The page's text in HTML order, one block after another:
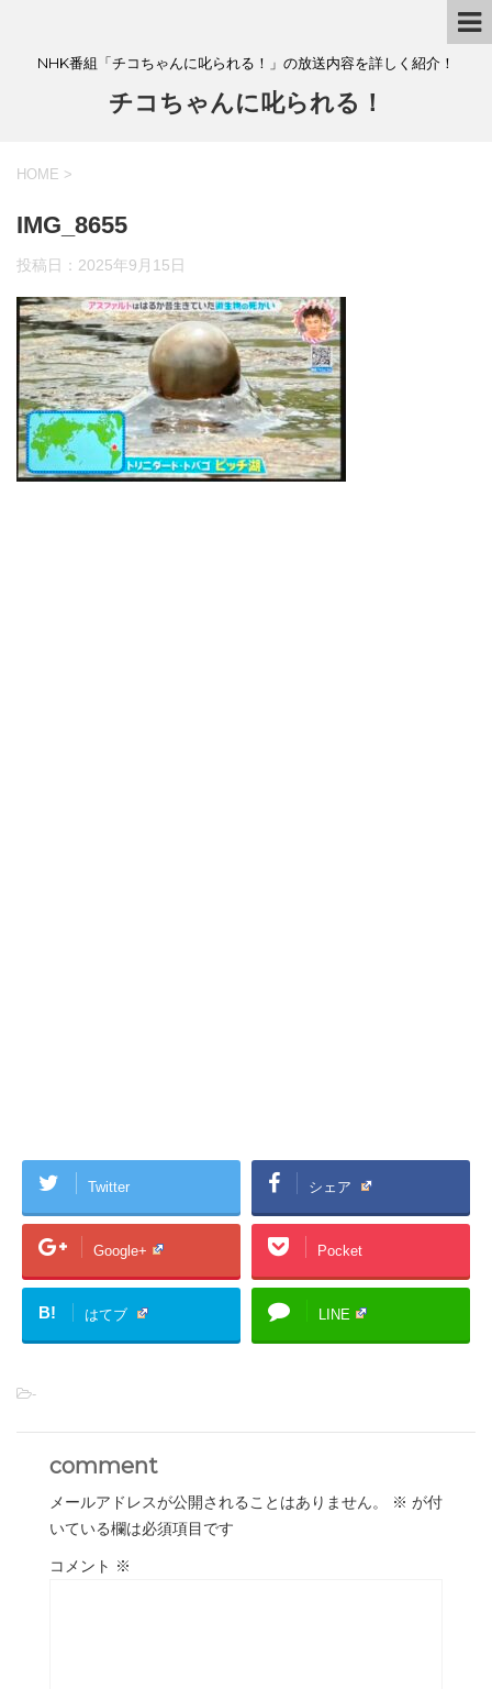
NHK番組「チコちゃんに叱られる！」の放送内容を詳しく紹介！
チコちゃんに叱られる！
HOME >
IMG_8655
投稿日： 2025年9月15日
Twitter シェア
Google+ Pocket
B! はてブ LINE
-
comment
メールアドレスが公開されることはありません。 ※ が付
いている欄は必須項目です
コメント ※